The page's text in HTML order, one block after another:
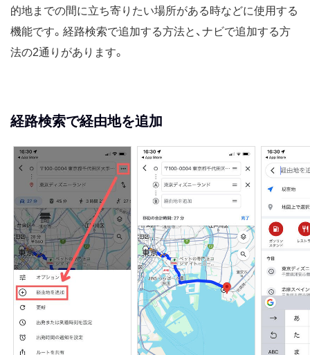
的地までの間に立ち寄りたい場所がある時などに使用する
機能です。経路検索で追加する方法と、ナビで追加する方
法の2通りがあります。
経路検索で経由地を追加